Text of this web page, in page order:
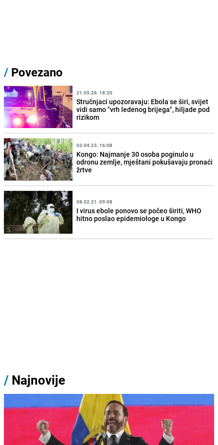
/ Povezano
21.05.26. 18:20
Stručnjaci upozoravaju: Ebola se širi, svijet
vidi samo "vrh ledenog brijega", hiljade pod
rizikom
03.04.23. 16:08
Kongo: Najmanje 30 osoba poginulo u
odronu zemlje, mještani pokušavaju pronaći
žrtve
08.02.21. 09:08
I virus ebole ponovo se počeo širiti, WHO
hitno poslao epidemiologe u Kongo
/ Najnovije